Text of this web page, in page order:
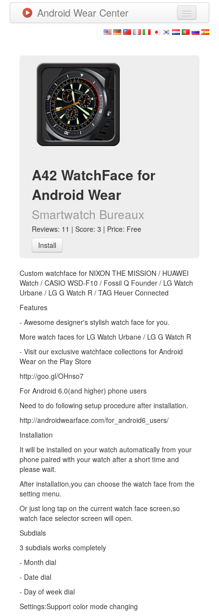
Android Wear Center
Games
New Releases
Watchfaces
A42 WatchFace for
Android Wear
Smartwatch Bureaux
Reviews: 11 | Score: 3 | Price: Free
Install
Custom watchface for NIXON THE MISSION / HUAWEI
Watch / CASIO WSD-F10 / Fossil Q Founder / LG Watch
Urbane / LG G Watch R / TAG Heuer Connected
Features
- Awesome designer's stylish watch face for you.
More watch faces for LG Watch Urbane / LG G Watch R
- Visit our exclusive watchface collections for Android
Wear on the Play Store
http://goo.gl/OHnso7
For Android 6.0(and higher) phone users
Need to do following setup procedure after installation.
http://androidwearface.com/for_android6_users/
Installation
It will be installed on your watch automatically from your
phone paired with your watch after a short time and
please wait.
After installation,you can choose the watch face from the
setting menu.
Or just long tap on the current watch face screen,so
watch face selector screen will open.
Subdials
3 subdials works completely
- Month dial
- Date dial
- Day of week dial
Settings:Support color mode changing